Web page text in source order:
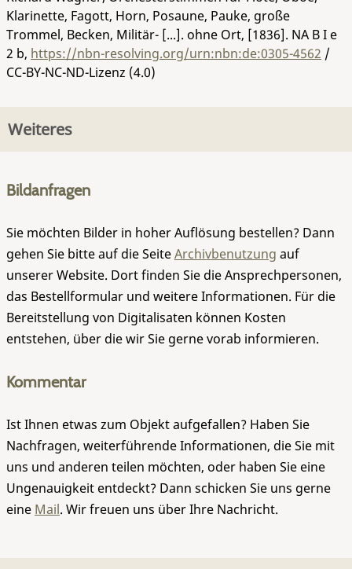
Klarinette, Fagott, Horn, Posaune, Pauke, große
Trommel, Becken, Militär- [...]. ohne Ort, [1836]. NA B I e
2 b, https://nbn-resolving.org/urn:nbn:de:0305-4562 /
CC-BY-NC-ND-Lizenz (4.0)
Weiteres
Bildanfragen
Sie möchten Bilder in hoher Auflösung bestellen? Dann
gehen Sie bitte auf die SeiteArchivbenutzung auf
unserer Website. Dort finden Sie die Ansprechpersonen,
das Bestellformular und weitere Informationen. Für die
Bereitstellung von Digitalisaten können Kosten
entstehen, über die wir Sie gerne vorab informieren.
Kommentar
Ist Ihnen etwas zum Objekt aufgefallen? Haben Sie
Nachfragen, weiterführende Informationen, die Sie mit
uns und anderen teilen möchten, oder haben Sie eine
Ungenauigkeit entdeckt? Dann schicken Sie uns gerne
eine Mail. Wir freuen uns über Ihre Nachricht.